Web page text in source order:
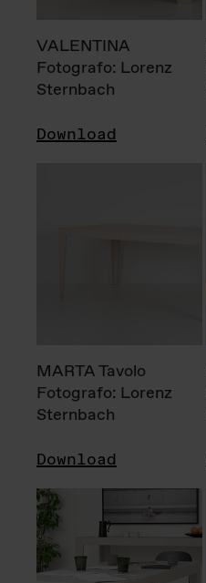
VALENTINA
Fotografo: Lorenz
Sternbach
Download
MARTA Tavolo
Fotografo: Lorenz
Sternbach
Download